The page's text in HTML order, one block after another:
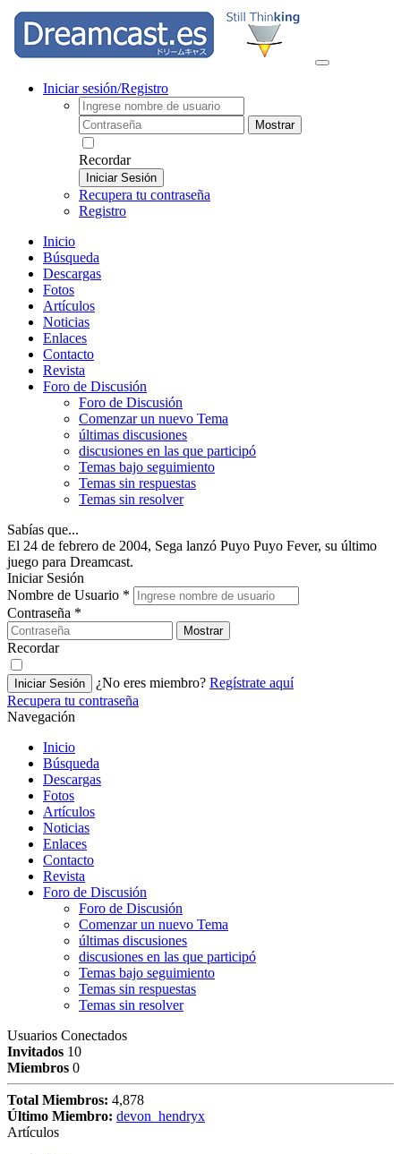
Iniciar sesión/Registro
Mostrar
Recordar
Iniciar Sesión
Recupera tu contraseña
Registro
Inicio
Búsqueda
Descargas
Fotos
Artículos
Noticias
Enlaces
Contacto
Revista
Foro de Discusión
Foro de Discusión
Comenzar un nuevo Tema
últimas discusiones
discusiones en las que participó
Temas bajo seguimiento
Temas sin respuestas
Temas sin resolver
Sabías que...
El 24 de febrero de 2004, Sega lanzó Puyo Puyo Fever, su último
juego para Dreamcast.
Iniciar Sesión
Nombre de Usuario *
Contraseña *
Mostrar
Recordar
Iniciar Sesión ¿No eres miembro? Regístrate aquí
Recupera tu contraseña
Navegación
Inicio
Búsqueda
Descargas
Fotos
Artículos
Noticias
Enlaces
Contacto
Revista
Foro de Discusión
Foro de Discusión
Comenzar un nuevo Tema
últimas discusiones
discusiones en las que participó
Temas bajo seguimiento
Temas sin respuestas
Temas sin resolver
Usuarios Conectados
Invitados 10
Miembros 0
Total Miembros: 4,878
Último Miembro: devon_hendryx
Artículos